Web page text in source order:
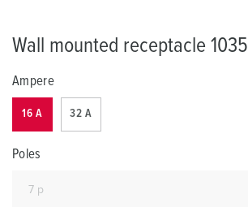
Wall mounted receptacle 1035
Ampere
16 A 32 A
Poles